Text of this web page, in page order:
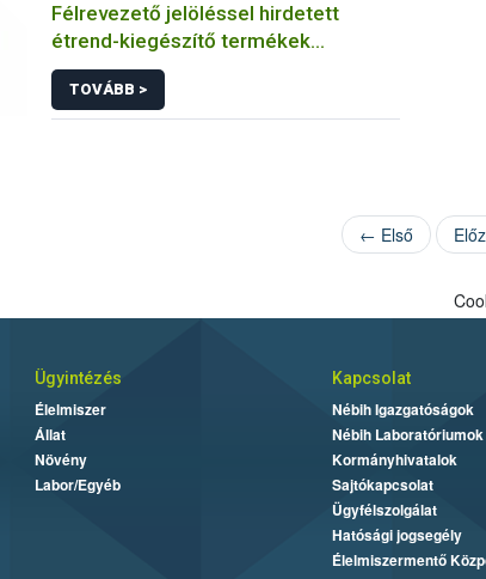
Félrevezető jelöléssel hirdetett
étrend-kiegészítő termékek
forgalmazását tiltotta meg a Nébih
TOVÁBB >
← Első
Ügyintézés
Élelmiszer
Állat
Növény
Labor/Egyéb
Kapcsolat
Nébih Igazgatóságok
Nébih Laboratóriumok
Kormányhivatalok
Sajtókapcsolat
Ügyfélszolgálat
Hatósági jogsegély
Élelmiszermentő